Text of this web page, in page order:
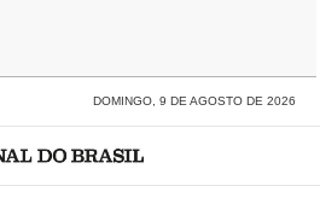
DOMINGO, 9 DE AGOSTO DE 2026